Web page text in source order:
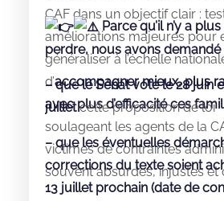
CAF dans un objectif clair :
améliorations majeures pour
généraliser à l’échelle
d’accompagner mieux, plus
avec plus d’efficacité ces
soulageant les agents de la
victimes de contraintes
souvent absurdes, injustes et
Parce qu’il n’y a
perdre, nous avons demandé
– que le Sénat vote le 28 juin
juilletcette proposition de loi
– que les éventuelles
corrections du texte soient
13 juillet prochain (date de